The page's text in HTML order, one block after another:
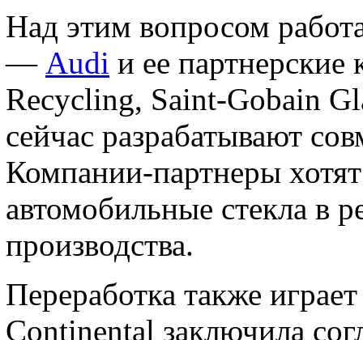
Над этим вопросом
— Audi и ее
Recycling, Saint-Gobain
сейчас разрабатывают
Компании-партнеры
автомобильные стекла в
производства.
Переработка также
Continental заключила